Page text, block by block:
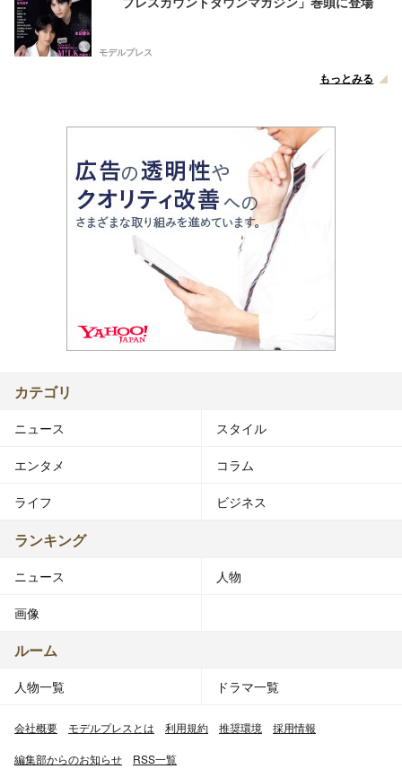
モデルプレス
もっとみる
カテゴリ
ニュース スタイル
エンタメ コラム
ライフ ビジネス
ランキング
ニュース 人物
画像
ルーム
人物一覧 ドラマ一覧
会社概要 モデルプレスとは 利用規約 推奨環境 採用情報
編集部からのお知らせ RSS一覧